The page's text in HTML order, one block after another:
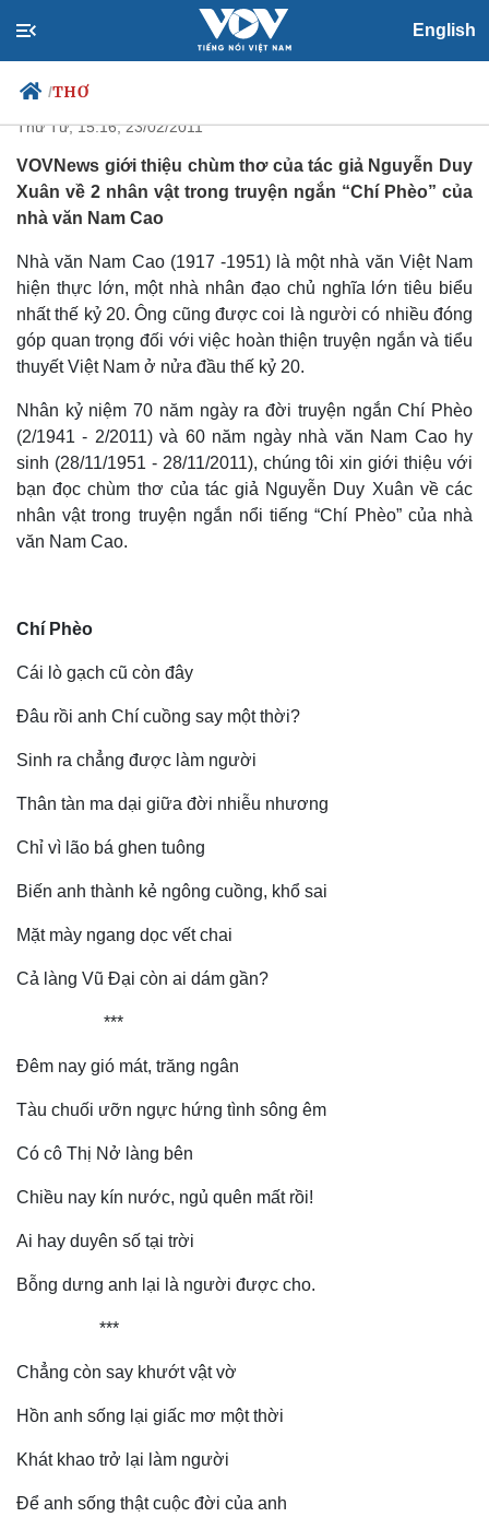
English
/THƠ
Chính trị
Tổ chức nhân sự
Quốc hội
Nhận diện sự thật
Xã hội
Dự báo thời tiết
Giáo dục
Dấu ấn VOV
Việc làm
Biển đảo
Thế giới
Quan sát
Cuộc sống đó đây
Hồ sơ
Video
Ảnh
Kinh tế
Khởi nghiệp
Tiêu dùng
Thơ Chí Phèo - Thị Nở
Thứ Tư, 15:16, 23/02/2011
VOVNews giới thiệu chùm thơ của tác giả Nguyễn Duy
Xuân về 2 nhân vật trong truyện ngắn “Chí Phèo” của
nhà văn Nam Cao
Nhà văn Nam Cao (1917 -1951) là một nhà văn Việt Nam
hiện thực lớn, một nhà nhân đạo chủ nghĩa lớn tiêu biểu
nhất thế kỷ 20. Ông cũng được coi là người có nhiều đóng
góp quan trọng đối với việc hoàn thiện truyện ngắn và tiểu
thuyết Việt Nam ở nửa đầu thế kỷ 20.
Nhân kỷ niệm 70 năm ngày ra đời truyện ngắn Chí Phèo
(2/1941 - 2/2011) và 60 năm ngày nhà văn Nam Cao hy
sinh (28/11/1951 - 28/11/2011), chúng tôi xin giới thiệu với
bạn đọc chùm thơ của tác giả Nguyễn Duy Xuân về các
nhân vật trong truyện ngắn nổi tiếng “Chí Phèo” của nhà
văn Nam Cao.
Chí Phèo
Cái lò gạch cũ còn đây
Đâu rồi anh Chí cuồng say một thời?
Sinh ra chẳng được làm người
Thân tàn ma dại giữa đời nhiễu nhương
Chỉ vì lão bá ghen tuông
Biến anh thành kẻ ngông cuồng, khổ sai
Mặt mày ngang dọc vết chai
Cả làng Vũ Đại còn ai dám gần?
***
Đêm nay gió mát, trăng ngân
Tàu chuối ưỡn ngực hứng tình sông êm
Có cô Thị Nở làng bên
Chiều nay kín nước, ngủ quên mất rồi!
Ai hay duyên số tại trời
Bỗng dưng anh lại là người được cho.
***
Chẳng còn say khướt vật vờ
Hồn anh sống lại giấc mơ một thời
Khát khao trở lại làm người
Để anh sống thật cuộc đời của anh